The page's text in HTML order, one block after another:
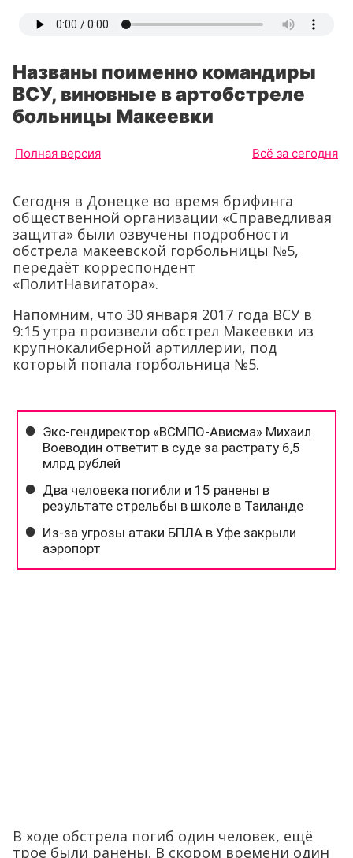
Названы поименно командиры
ВСУ, виновные в артобстреле
больницы Макеевки
Полная версия Всё за сегодня
Сегодня в Донецке во время брифинга
общественной организации «Справедливая
защита» были озвучены подробности
обстрела макеевской горбольницы №5,
передаёт корреспондент
«ПолитНавигатора».
Напомним, что 30 января 2017 года ВСУ в
9:15 утра произвели обстрел Макеевки из
крупнокалиберной артиллерии, под
который попала горбольница №5.
В ходе обстрела погиб один человек, ещё
трое были ранены. В скором времени один